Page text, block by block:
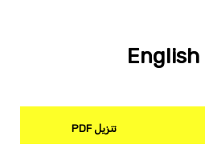
تنزيل PDF